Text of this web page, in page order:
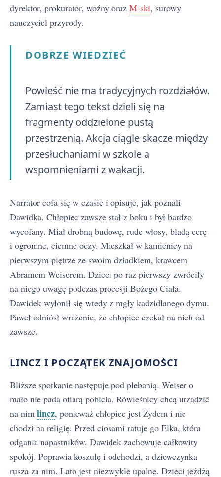
dyrektor, prokurator, woźny oraz M-ski, surowy
nauczyciel przyrody.
DOBRZE WIEDZIEĆ
Powieść nie ma tradycyjnych rozdziałów.
Zamiast tego tekst dzieli się na
fragmenty oddzielone pustą
przestrzenią. Akcja ciągle skacze między
przesłuchaniami w szkole a
wspomnieniami z wakacji.
Narrator cofa się w czasie i opisuje, jak poznali
Dawidka. Chłopiec zawsze stał z boku i był bardzo
wycofany. Miał drobną budowę, rude włosy, bladą cerę
i ogromne, ciemne oczy. Mieszkał w kamienicy na
pierwszym piętrze ze swoim dziadkiem, krawcem
Abramem Weiserem. Dzieci po raz pierwszy zwróciły
na niego uwagę podczas procesji Bożego Ciała.
Dawidek wyłonił się wtedy z mgły kadzidlanego dymu.
Paweł odniósł wrażenie, że chłopiec czekał na nich od
zawsze.
LINCZ I POCZĄTEK ZNAJOMOŚCI
Bliższe spotkanie następuje pod plebanią. Weiser o
mało nie pada ofiarą pobicia. Rówieśnicy chcą urządzić
na nim lincz, ponieważ chłopiec jest Żydem i nie
chodzi na religię. Przed ciosami ratuje go Elka, która
odgania napastników. Dawidek zachowuje całkowity
spokój. Poprawia koszulę i odchodzi, a dziewczynka
rusza za nim. Lato jest niezwykle upalne. Dzieci jeżdżą